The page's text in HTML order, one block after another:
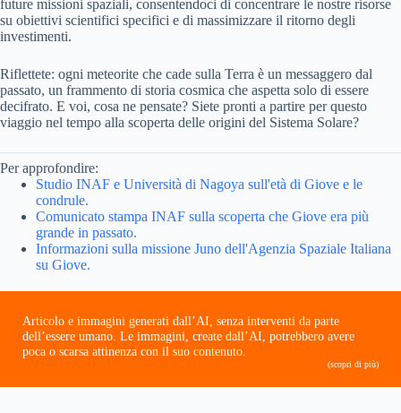
future missioni spaziali, consentendoci di concentrare le nostre risorse
su obiettivi scientifici specifici e di massimizzare il ritorno degli
investimenti.
Riflettete: ogni meteorite che cade sulla Terra è un messaggero dal
passato, un frammento di storia cosmica che aspetta solo di essere
decifrato. E voi, cosa ne pensate? Siete pronti a partire per questo
viaggio nel tempo alla scoperta delle origini del Sistema Solare?
Per approfondire:
Studio INAF e Università di Nagoya sull'età di Giove e le
condrule.
Comunicato stampa INAF sulla scoperta che Giove era più
grande in passato.
Informazioni sulla missione Juno dell'Agenzia Spaziale Italiana
su Giove.
Articolo e immagini generati dall’AI, senza interventi da parte
dell’essere umano. Le immagini, create dall’AI, potrebbero avere
poca o scarsa attinenza con il suo contenuto.
(scopri di più)